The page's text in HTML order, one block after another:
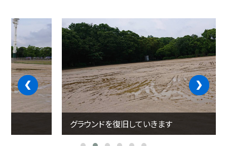
グラウンドを復旧していきます
‹